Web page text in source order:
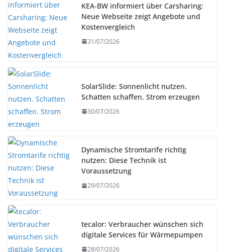
KEA-BW informiert über Carsharing:
Neue Webseite zeigt Angebote und
Kostenvergleich
31/07/2026
SolarSlide: Sonnenlicht nutzen.
Schatten schaffen. Strom erzeugen
30/07/2026
Dynamische Stromtarife richtig
nutzen: Diese Technik ist
Voraussetzung
29/07/2026
tecalor: Verbraucher wünschen sich
digitale Services für Wärmepumpen
28/07/2026